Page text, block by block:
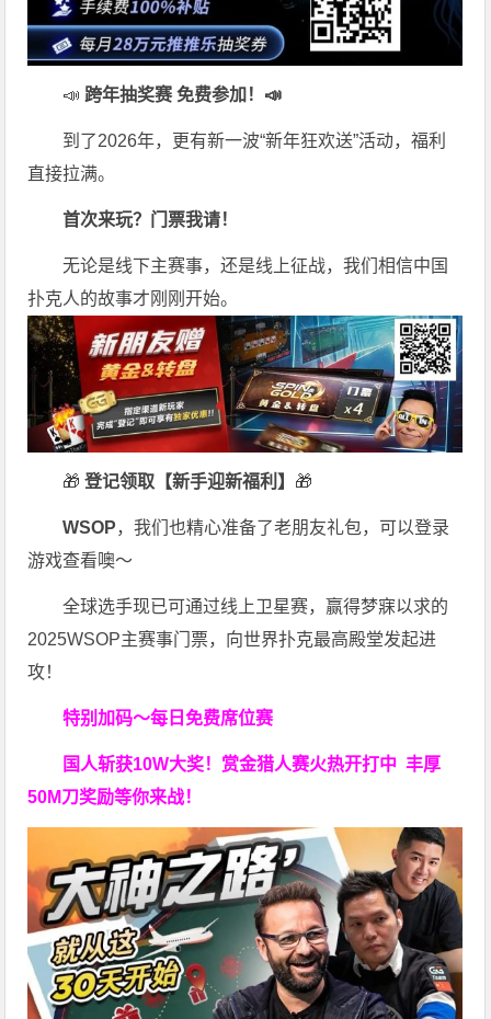
📣跨年抽奖赛 免费参加 ！📣
到了2026年，更有新一波“新年狂欢送”活动，福利
直接拉满。
首次来玩？门票我请！
无论是线下主赛事，还是线上征战，我们相信中国
扑克人的故事才刚刚开始。
🎁 登记领取【新手迎新福利】 🎁
WSOP，我们也精心准备了老朋友礼包，可以登录
游戏查看噢～
全球选手现已可通过线上卫星赛，赢得梦寐以求的
2025WSOP主赛事门票，向世界扑克最高殿堂发起进
攻！
特别加码～每日免费席位赛
国人斩获10W大奖！ 赏金猎人赛火热开打中 丰厚
50M刀奖励等你来战！